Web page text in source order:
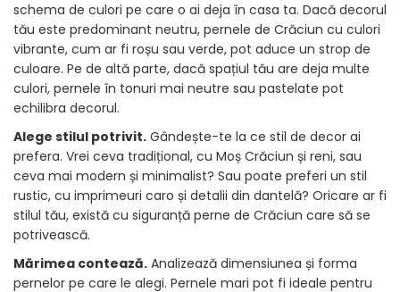
schema de culori pe care o ai deja în casa ta. Dacă decorul
tău este predominant neutru, pernele de Crăciun cu culori
vibrante, cum ar fi roșu sau verde, pot aduce un strop de
culoare. Pe de altă parte, dacă spațiul tău are deja multe
culori, pernele în tonuri mai neutre sau pastelate pot
echilibra decorul.
Alege stilul potrivit. Gândește-te la ce stil de decor ai
prefera. Vrei ceva tradițional, cu Moș Crăciun și reni, sau
ceva mai modern și minimalist? Sau poate preferi un stil
rustic, cu imprimeuri caro și detalii din dantelă? Oricare ar fi
stilul tău, există cu siguranță perne de Crăciun care să se
potrivească.
Mărimea contează. Analizează dimensiunea și forma
pernelor pe care le alegi. Pernele mari pot fi ideale pentru